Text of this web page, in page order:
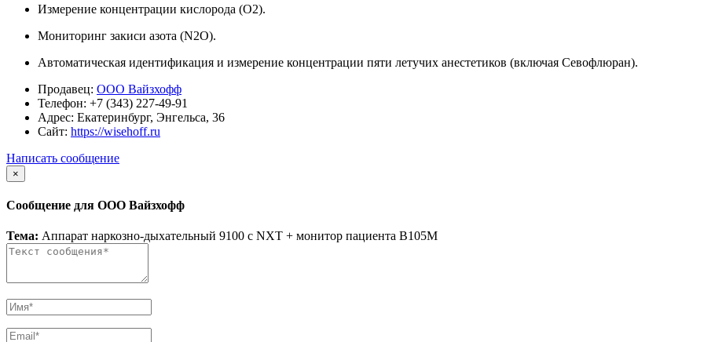
Измерение концентрации кислорода (O2).
Мониторинг закиси азота (N2O).
Автоматическая идентификация и измерение концентрации пяти летучих анестетиков (включая Севофлюран).
Продавец: ООО Вайзхофф
Телефон: +7 (343) 227-49-91
Адрес: Екатеринбург, Энгельса, 36
Сайт: https://wisehoff.ru
Написать сообщение
×
Сообщение для ООО Вайзхофф
Тема: Аппарат наркозно-дыхательный 9100 с NXT + монитор пациента B105M